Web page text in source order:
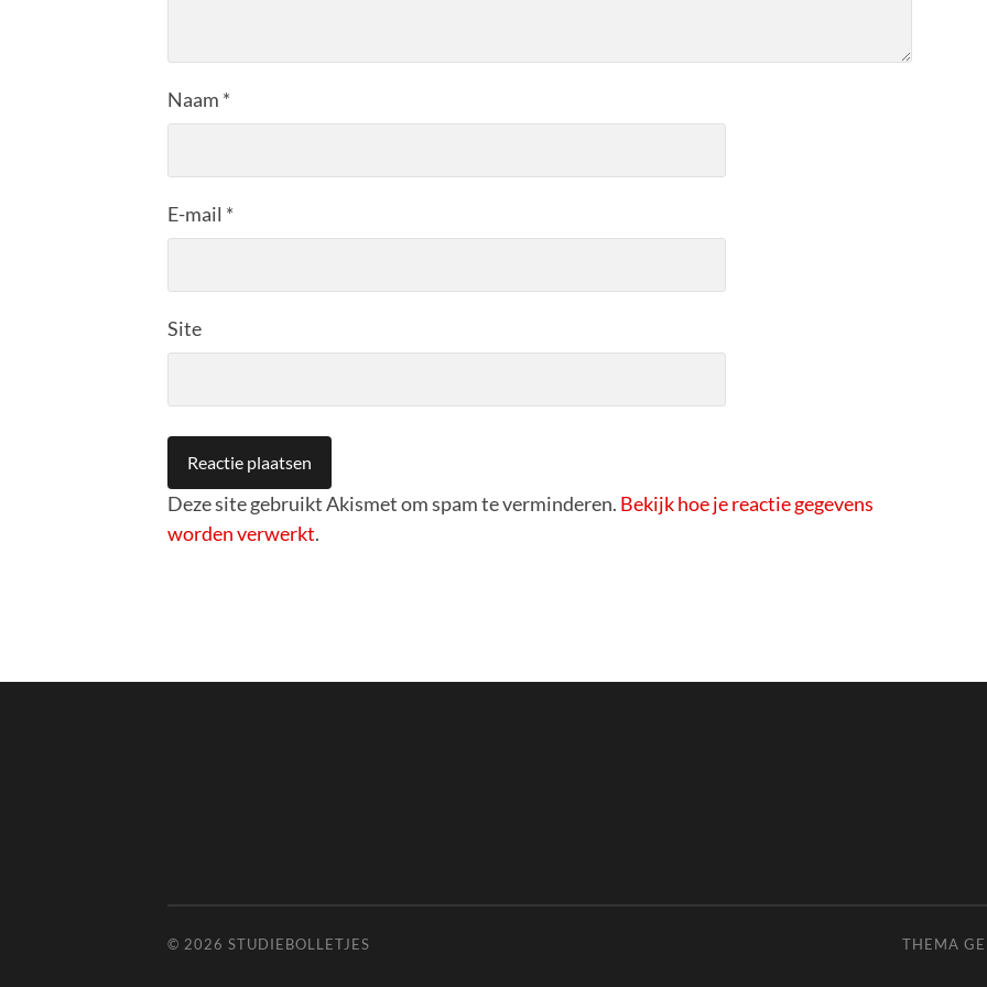
Naam *
E-mail *
Site
Deze site gebruikt Akismet om spam te verminderen. Bekijk hoe je reactie gegevens
worden verwerkt.
© 2026 STUDIEBOLLETJES THEMA